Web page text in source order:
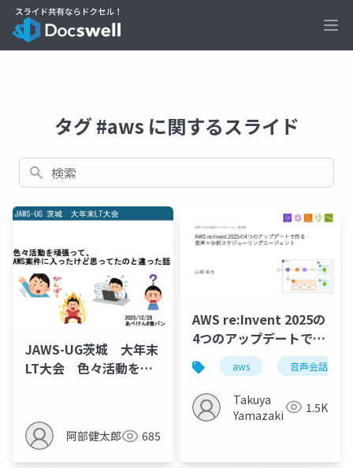
タグ #aws に関するスライド
検索
JAWS-UG茨城 大年末
LT大会 色々活動を頑
違った話
阿部健太郎 685
AWS re:Invent 2025の
4つのアップデートで作
る 音声×分析スケジュ
ーリングエージェント
aws 音声会話エー
Takuya
Yamazaki
1.5K